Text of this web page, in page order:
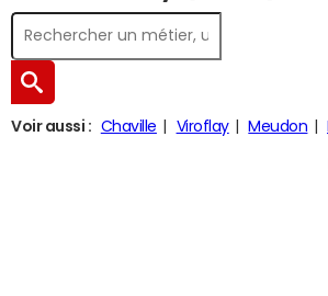
Voir aussi : Chaville Viroflay Meudon